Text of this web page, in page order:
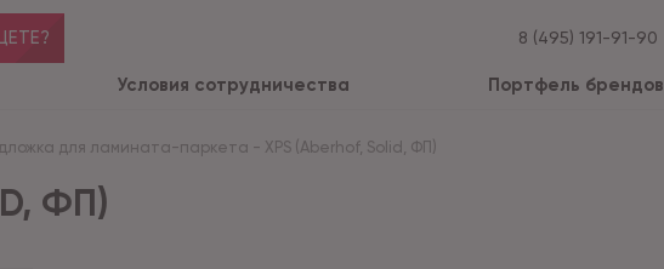
8 (495) 191-91-90
Условия сотрудничества Портфель брендов
для ламината-паркета - XPS (Aberhof, Solid, ФП)
ФП)